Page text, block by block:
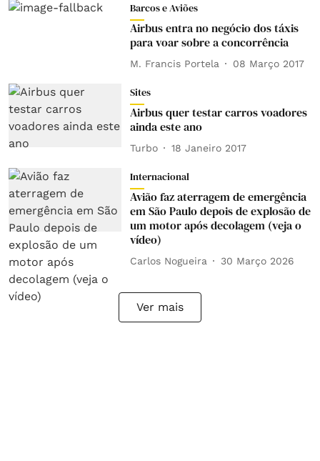
Barcos e Aviões
Airbus entra no negócio dos táxis
para voar sobre a concorrência
M. Francis Portela 08 Março 2017
Sites
Airbus quer testar carros voadores
ainda este ano
Turbo 18 Janeiro 2017
Internacional
Avião faz aterragem de emergência
em São Paulo depois de explosão de
um motor após decolagem (veja o
vídeo)
Carlos Nogueira 30 Março 2026
Ver mais